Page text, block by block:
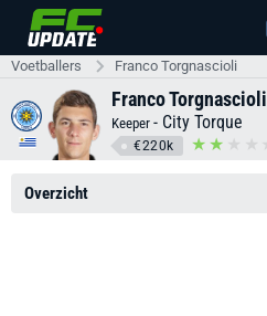
Voetballers Franco Torgnascioli
Franco Torgnascioli
Keeper - City Torque
€220k
Overzicht